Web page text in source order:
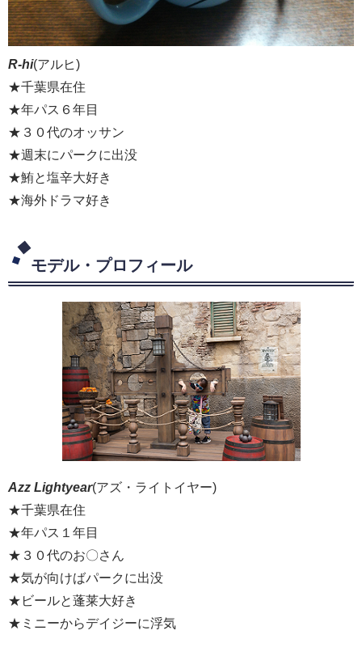
R-hi(アルヒ)
★千葉県在住
★年パス６年目
★３０代のオッサン
★週末にパークに出没
★鮪と塩辛大好き
★海外ドラマ好き
モデル・プロフィール
Azz Lightyear(アズ・ライトイヤー)
★千葉県在住
★年パス１年目
★３０代のお〇さん
★気が向けばパークに出没
★ビールと蓬莱大好き
★ミニーからデイジーに浮気